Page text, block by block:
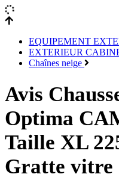
EQUIPEMENT
EXTERIEUR
Chaînes neige
Avis
Optima
Taille XL
Gratte vitre